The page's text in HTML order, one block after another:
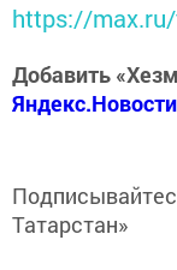
https://
Добавить
Яндекс.Новости
Татарстан»